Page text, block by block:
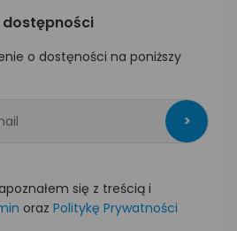
dostępności
o dostęności na poniższy
>
się z treścią i
oraz Politykę Prywatności